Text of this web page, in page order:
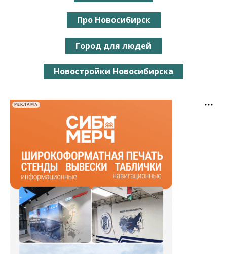
Про Новосибирск
Город для людей
Новостройки Новосибирска
РЕКЛАМА